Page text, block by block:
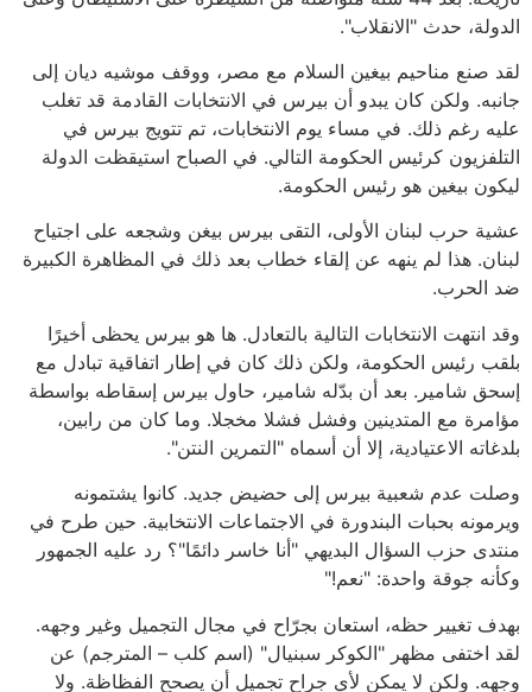
الدولة، حدث "الانقلاب".
لقد صنع مناحيم بيغين السلام مع مصر، ووقف موشيه ديان إلى
جانبه. ولكن كان يبدو أن بيرس في الانتخابات القادمة قد تغلب
عليه رغم ذلك. في مساء يوم الانتخابات، تم تتويج بيرس في
التلفزيون كرئيس الحكومة التالي. في الصباح استيقظت الدولة
ليكون بيغين هو رئيس الحكومة.
عشية حرب لبنان الأولى، التقى بيرس بيغن وشجعه على اجتياح
لبنان. هذا لم ينهه عن إلقاء خطاب بعد ذلك في المظاهرة الكبيرة
ضد الحرب.
وقد انتهت الانتخابات التالية بالتعادل. ها هو بيرس يحظى أخيرًا
بلقب رئيس الحكومة، ولكن ذلك كان في إطار اتفاقية تبادل مع
إسحق شامير. بعد أن بدّله شامير، حاول بيرس إسقاطه بواسطة
مؤامرة مع المتدينين وفشل فشلا مخجلا. وما كان من رابين،
بلدغاته الاعتيادية، إلا أن أسماه "التمرين النتن".
وصلت عدم شعبية بيرس إلى حضيض جديد. كانوا يشتمونه
ويرمونه بحبات البندورة في الاجتماعات الانتخابية. حين طرح في
منتدى حزب السؤال البديهي "أنا خاسر دائمًا"؟ رد عليه الجمهور
وكأنه جوقة واحدة: "نعم!"
بهدف تغيير حظه، استعان بجرّاح في مجال التجميل وغير وجهه.
لقد اختفى مظهر "الكوكر سبنيال" (اسم كلب – المترجم) عن
وجهه. ولكن لا يمكن لأي جراح تجميل أن يصحح الفظاظة. ولا